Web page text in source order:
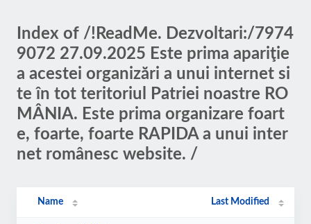
Index of /!ReadMe. Dezvoltari:/7974
9072 27.09.2025 Este prima apariţie
a acestei organizări a unui internet si
te în tot teritoriul Patriei noastre RO
MÂNIA. Este prima organizare foart
e, foarte, foarte RAPIDA a unui inter
net românesc website. /
Name Last Modified